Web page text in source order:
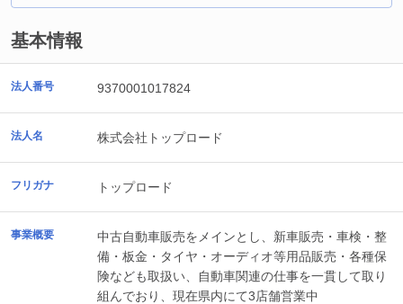
基本情報
法人番号 9370001017824
法人名 株式会社トップロード
フリガナ トップロード
事業概要
中古自動車販売をメインとし、新車販売・車検・整
備・板金・タイヤ・オーディオ等用品販売・各種保
険なども取扱い、自動車関連の仕事を一貫して取り
組んでおり、現在県内にて3店舗営業中